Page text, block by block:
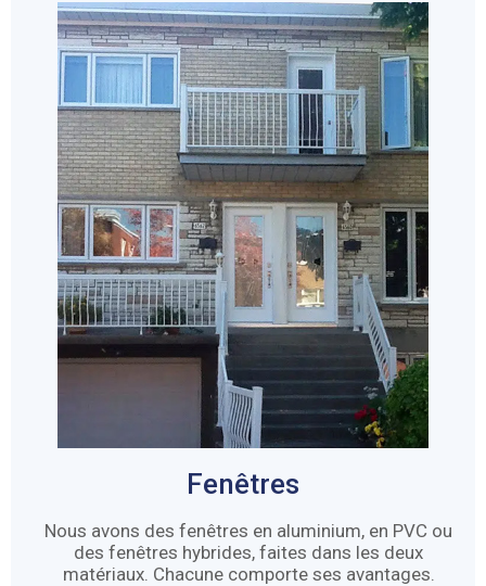
Fenêtres
Nous avons des fenêtres en aluminium, en PVC ou
des fenêtres hybrides, faites dans les deux
matériaux. Chacune comporte ses avantages.